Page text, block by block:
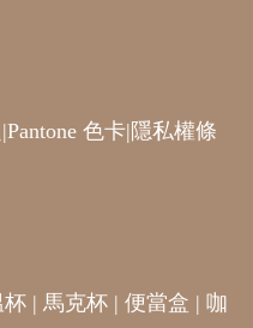
|Pantone 色卡| 隱私權條
杯 | 馬克杯 | 便當盒 | 咖